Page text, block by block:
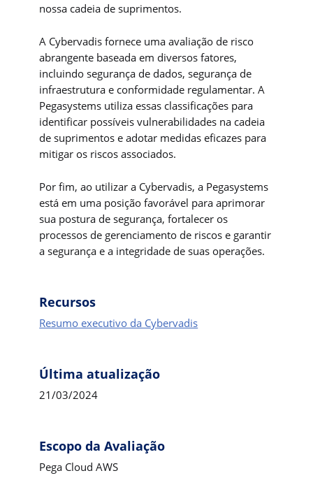
nossa cadeia de suprimentos.
A Cybervadis fornece uma avaliação de risco
abrangente baseada em diversos fatores,
incluindo segurança de dados, segurança de
infraestrutura e conformidade regulamentar. A
Pegasystems utiliza essas classificações para
identificar possíveis vulnerabilidades na cadeia
de suprimentos e adotar medidas eficazes para
mitigar os riscos associados.
Por fim, ao utilizar a Cybervadis, a Pegasystems
está em uma posição favorável para aprimorar
sua postura de segurança, fortalecer os
processos de gerenciamento de riscos e garantir
a segurança e a integridade de suas operações.
Recursos
Resumo executivo da Cybervadis
Última atualização
21/03/2024
Escopo da Avaliação
Pega Cloud AWS